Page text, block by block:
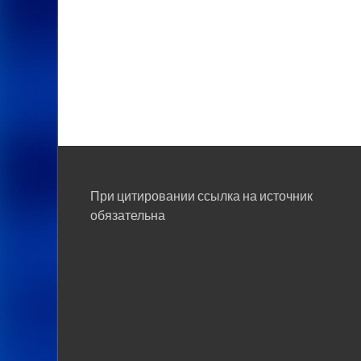
При цитировании ссылка на источник
обязательна